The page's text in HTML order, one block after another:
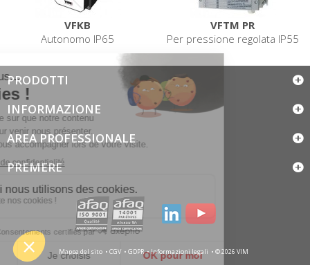
VFKB
Autonomo IP65
VFTM PR
Per pressione regolata IP55
PRODOTTI
INFORMAZIONE
AREA PROFESSIONALE
PREMERE
Mappa del sito CGV GDPR Informazioni legali © 2026 VIM